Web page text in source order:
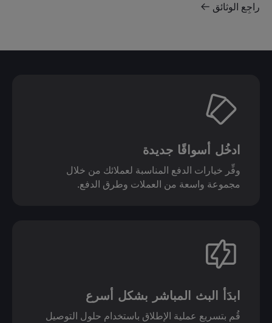
راجِع الوثائق
ادخُل أسواقًا جديدة
وفِّر خيارات الدفع المناسبة لعملائك من خلال
مجموعة واسعة من العملات وطرق الدفع.
ابدَأ البث المباشر بشكل أسرع
قُم بتسريع عملية الإطلاق باستخدام حلول التوصيل